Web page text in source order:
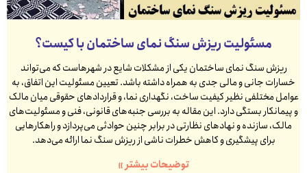
مسئولیت ریزش سنگ نمای ساختمان با کیست؟
ریزش سنگ نمای ساختمان یکی از مشکلات شایع در شهرهاست که می‌تواند
خسارات جانی و مالی جدی به همراه داشته باشد. تعیین مسئولیت این اتفاق، به
عوامل مختلفی نظیر کیفیت ساخت، نگهداری نما، و قراردادهای حقوقی میان مالک
و پیمانکار بستگی دارد. این مقاله به بررسی جنبه‌های قانونی، فنی و مسئولیت‌های
مالک، سازنده و نهادهای نظارتی در برابر چنین حوادثی می‌پردازد و راهکارهایی
برای پیشگیری و کاهش خطرات ناشی از ریزش سنگ نما ارائه می‌دهد.
توضیحات بیشتر »